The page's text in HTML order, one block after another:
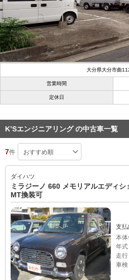
大分県大分市曲
営業時間
定休日
K’Sエンジニアリング の中古車一覧
7件
ダイハツ
ミラジーノ 660 メモリアルエディ
MT換装可
支
本
年式
走行
車検